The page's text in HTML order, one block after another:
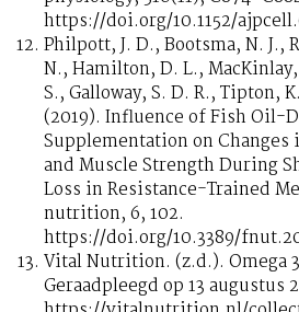
https://doi.org/10.1152/
Philpott, J. D., Bootsma, N. J.,
N., Hamilton, D. L.,
S., Galloway, S. D. R., Tipton,
(2019). Influence of Fish Oil-
Supplementation on
and Muscle Strength During
Loss in Resistance-Trained
nutrition, 6, 102.
https://doi.org/10.3389/
Vital Nutrition. (z.d.). Omega
Geraadpleegd op 13 augustus